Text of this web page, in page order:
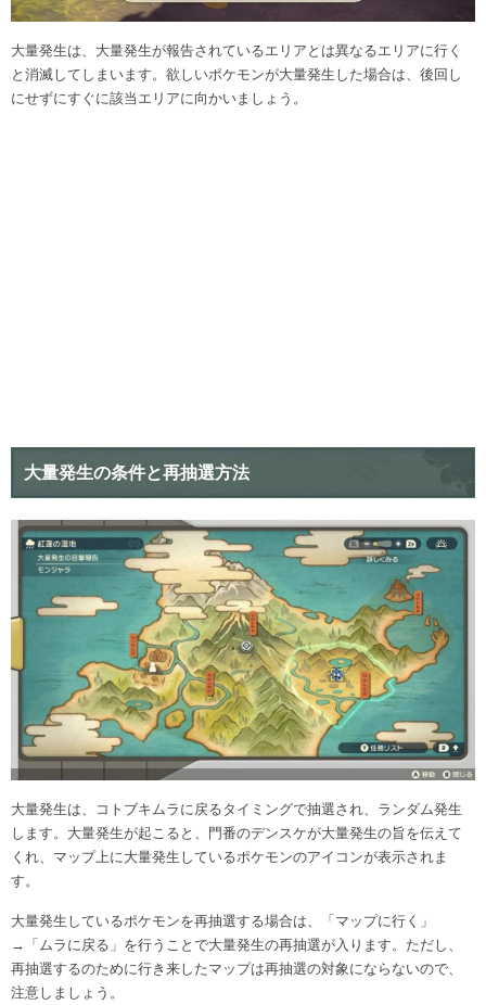
大量発生は、大量発生が報告されているエリアとは異なるエリアに行く
と消滅してしまいます。欲しいポケモンが大量発生した場合は、後回し
にせずにすぐに該当エリアに向かいましょう。
大量発生の条件と再抽選方法
大量発生は、コトブキムラに戻るタイミングで抽選され、ランダム発生
します。大量発生が起こると、門番のデンスケが大量発生の旨を伝えて
くれ、マップ上に大量発生しているポケモンのアイコンが表示されま
す。
大量発生しているポケモンを再抽選する場合は、「マップに行く」
→「ムラに戻る」を行うことで大量発生の再抽選が入ります。ただし、
再抽選するのために行き来したマップは再抽選の対象にならないので、
注意しましょう。